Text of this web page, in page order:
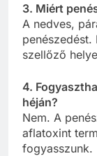
3. Miért
A nedves,
szellőző
4.
héján?
Nem. A
aflatoxint
fogyasszunk.